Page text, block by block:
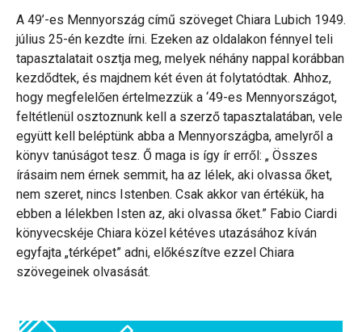
A 49’-es Mennyország című szöveget Chiara Lubich 1949.
július 25-én kezdte írni. Ezeken az oldalakon fénnyel teli
tapasztalatait osztja meg, melyek néhány nappal korábban
kezdődtek, és majdnem két éven át folytatódtak. Ahhoz,
hogy megfelelően értelmezzük a ‘49-es Mennyországot,
feltétlenül osztoznunk kell a szerző tapasztalatában, vele
együtt kell beléptünk abba a Mennyországba, amelyről a
könyv tanúságot tesz. Ő maga is így ír erről: „ Összes
írásaim nem érnek semmit, ha az lélek, aki olvassa őket,
nem szeret, nincs Istenben. Csak akkor van értékük, ha
ebben a lélekben Isten az, aki olvassa őket.” Fabio Ciardi
könyvecskéje Chiara közel kétéves utazásához kíván
egyfajta „térképet” adni, előkészítve ezzel Chiara
szövegeinek olvasását.